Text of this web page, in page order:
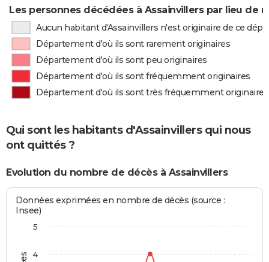
Les personnes décédées à Assainvillers par lieu de
Aucun habitant d'Assainvillers n'est originaire de ce
Département d'où ils sont rarement originaires
Département d'où ils sont peu originaires
Département d'où ils sont fréquemment originaires
Département d'où ils sont très fréquemment originaires
Qui sont les habitants d'Assainvillers qui nous
ont quittés ?
Evolution du nombre de décès à Assainvillers
Données exprimées en nombre de décès (source :
Insee)
4
5